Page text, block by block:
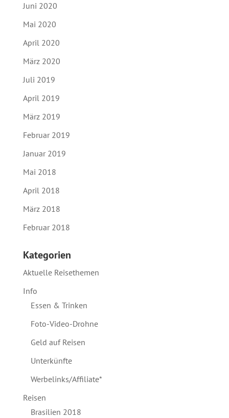
Juni 2020
Mai 2020
April 2020
März 2020
Juli 2019
April 2019
März 2019
Februar 2019
Januar 2019
Mai 2018
April 2018
März 2018
Februar 2018
Kategorien
Aktuelle Reisethemen
Info
Essen & Trinken
Foto-Video-Drohne
Geld auf Reisen
Unterkünfte
Werbelinks/Affiliate*
Reisen
Brasilien 2018